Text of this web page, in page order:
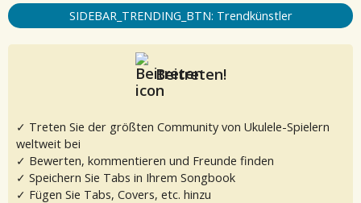
SIDEBAR_TRENDING_BTN: Trendkünstler
Beitreten!
✓ Treten Sie der größten Community von Ukulele-Spielern
weltweit bei
✓ Bewerten, kommentieren und Freunde finden
✓ Speichern Sie Tabs in Ihrem Songbook
✓ Fügen Sie Tabs, Covers, etc. hinzu